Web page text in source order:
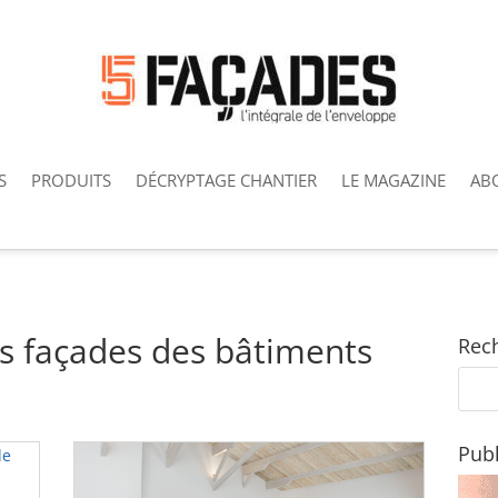
PRODUITS DÉCRYPTAGE CHANTIER LE MAGAZINE
façades des bâtiments